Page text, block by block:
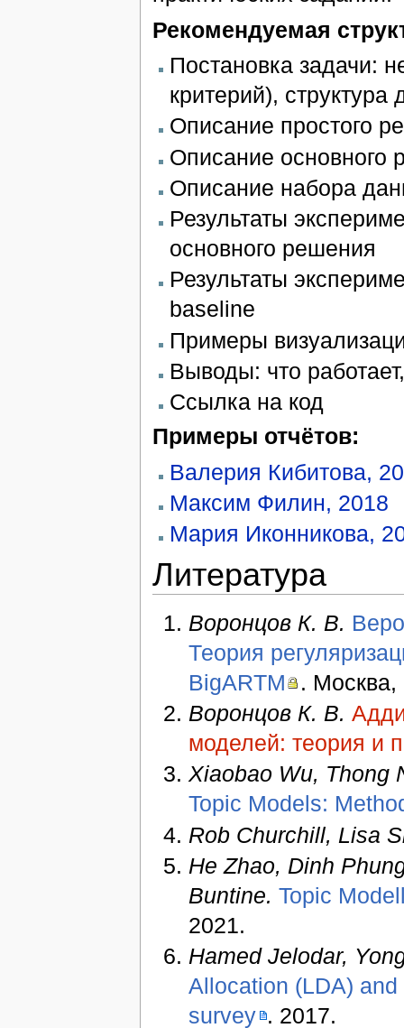
Рекомендуемая
Постановка задачи:
критерий), структура
Описание простого
Описание основного
Описание набора
Результаты
основного решения
Результаты
baseline
Примеры
Выводы: что
Ссылка на код
Примеры отчётов:
Валерия Кибитова,
Максим Филин, 2018
Мария Иконникова,
Литература
Воронцов К. В.
Теория
BigARTM
.
Воронцов К. В.
моделей: теория и
Xiaobao Wu, Thong
Topic Models:
Rob Churchill, Lisa
He Zhao, Dinh
Buntine. Topic
2021.
Hamed Jelodar,
Allocation (LDA)
survey . 2017.